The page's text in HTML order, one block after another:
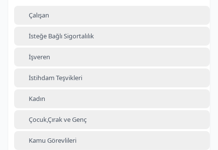
Çalışan
İsteğe Bağlı Sigortalılık
İşveren
İstihdam Teşvikleri
Kadın
Çocuk,Çırak ve Genç
Kamu Görevlileri